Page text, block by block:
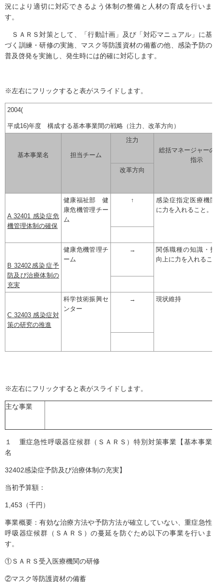
況により適切に対応できるよう体制の整備と人材の育成を行いま
す。
ＳＡＲＳ対策として、「行動計画」及び「対応マニュアル」に基
づく訓練・研修の実施、マスク等防護資材の備蓄の他、感染予防の
普及啓発を実施し、発生時には的確に対応します。
※左右にフリックすると表がスライドします。
2004(
平成16)年度 構成する基本事業間の戦略（注力、改革方向）
基本事業名 担当チーム
注力
総括マネージャーの
指示
改革方向
A 32401 感染症危
機管理体制の確保
健康福祉部 健
康危機管理チー
ム
↑
感染症指定医療機
に力を入れること。
B 32402感染症予
防及び治療体制の
充実
健康危機管理チ
ーム
→
関係職種の知識・
向上に力を入れるこ
C 32403 感染症対
策の研究の推進
科学技術振興セ
ンター
→ 現状維持
※左右にフリックすると表がスライドします。
主な事業
１ 重症急性呼吸器症候群（ＳＡＲＳ）特別対策事業【基本事業
名
32402感染症予防及び治療体制の充実】
当初予算額：
1,453（千円）
事業概要：有効な治療方法や予防方法が確立していない、重症急性
呼吸器症候群（ＳＡＲＳ）の蔓延を防ぐため以下の事業を行いま
す。
①ＳＡＲＳ受入医療機関の研修
②マスク等防護資材の備蓄